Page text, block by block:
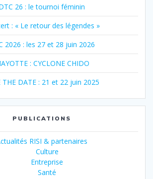
26 : le tournoi féminin
: « Le retour des légendes »
2026 : les 27 et 28 juin 2026
: CYCLONE CHIDO
THE DATE : 21 et 22 juin 2025
PUBLICATIONS
RISI & partenaires
Culture
Entreprise
Santé